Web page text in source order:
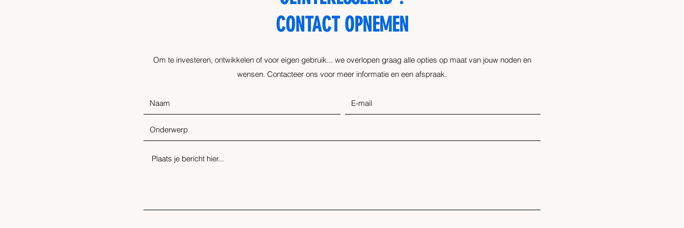
Eugène Demolderlaan 89
1030 Brussel
CONTACT OPNEMEN​
Om te investeren, ontwikkelen of voor eigen gebruik... we overlopen graag alle opties op maat van jouw noden en
wensen. Contacteer ons voor meer informatie en een afspraak.